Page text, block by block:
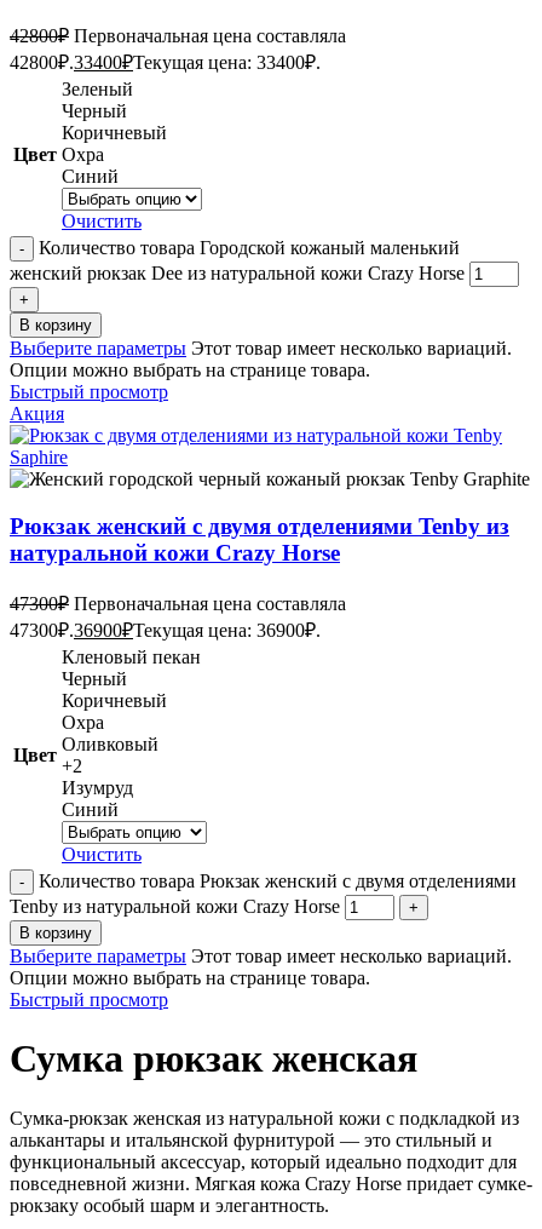
42800₽ Первоначальная цена составляла
42800₽.33400₽Текущая цена: 33400₽.
Цвет
Зеленый
Черный
Коричневый
Охра
Синий
Очистить
Количество товара Городской кожаный маленький
женский рюкзак Dee из натуральной кожи Crazy Horse
В корзину
Выберите параметры Этот товар имеет несколько вариаций.
Опции можно выбрать на странице товара.
Быстрый просмотр
Акция
Рюкзак женский с двумя отделениями Tenby из
натуральной кожи Crazy Horse
47300₽ Первоначальная цена составляла
47300₽.36900₽Текущая цена: 36900₽.
Цвет
Кленовый пекан
Черный
Коричневый
Охра
Оливковый
+2
Изумруд
Синий
Очистить
Количество товара Рюкзак женский с двумя отделениями
Tenby из натуральной кожи Crazy Horse
В корзину
Выберите параметры Этот товар имеет несколько вариаций.
Опции можно выбрать на странице товара.
Быстрый просмотр
Сумка рюкзак женская
Сумка-рюкзак женская из натуральной кожи с подкладкой из
алькантары и итальянской фурнитурой — это стильный и
функциональный аксессуар, который идеально подходит для
повседневной жизни. Мягкая кожа Crazy Horse придает сумке-
рюкзаку особый шарм и элегантность.